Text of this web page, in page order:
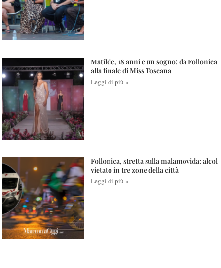
Matilde, 18 anni e un sogno: da Follonica
alla finale di Miss Toscana
Leggi di più »
Follonica, stretta sulla malamovida: alcol
vietato in tre zone della città
Leggi di più »